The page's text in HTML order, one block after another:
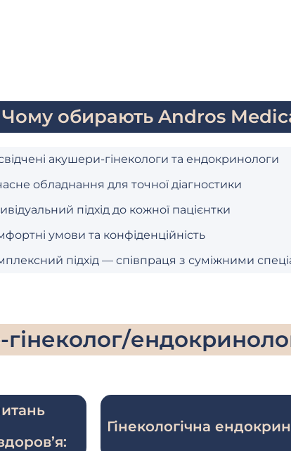
Чому обирають Andros
акушери-гінекологи та ендокринологи
обладнання для точної діагностики
підхід до кожної пацієнтки
умови та конфіденційність
підхід — співпраця з суміжними
Гінекологічна